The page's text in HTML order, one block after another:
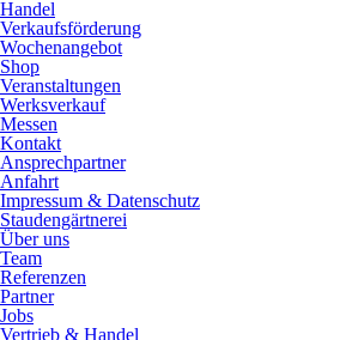
Handel
Verkaufsförderung
Wochenangebot
Shop
Veranstaltungen
Werksverkauf
Messen
Kontakt
Ansprechpartner
Anfahrt
Impressum & Datenschutz
Staudengärtnerei
Über uns
Team
Referenzen
Partner
Jobs
Vertrieb & Handel